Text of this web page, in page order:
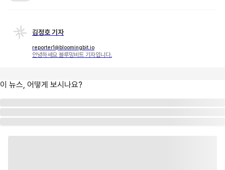
김정호 기자
reporter1@bloomingbit.io
안녕하세요 블루밍비트 기자입니다.
이 뉴스, 어떻게 보시나요?